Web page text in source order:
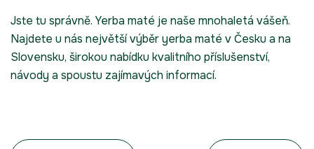
Jste tu správně. Yerba maté je naše mnohaletá vášeň.
Najdete u nás největší výběr yerba maté v Česku a na
Slovensku, širokou nabídku kvalitního příslušenství,
návody a spoustu zajímavých informací.